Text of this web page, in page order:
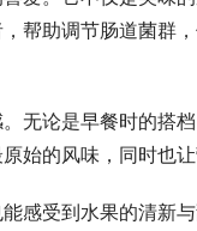
帮助调节肠道菌群
无论是早餐时的搭
始的风味，同时也让
感受到水果的清新